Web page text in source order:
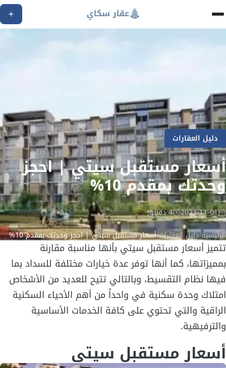
دليل العقارات
أسعار مستقبل سيتي | احجز
وحدتك بمقدم 10%
2023-11-01 4 دقائق
الرئيسية/دليل العقارات/أسعار مستقبل سيتي | احجز وحدتك بمقدم 10%
تتميز أسعار مستقبل سيتي بأنها مناسبة مقارنة
بمميزاتها، كما أنها توفر عدة خيارات مختلفة للسداد بما
فيها نظام التقسيط، وبالتالي تتيح للعديد من الأشخاص
امتلاك وحدة سكنية في واحداً من أهم الأحياء السكنية
الراقية والتي تحتوي على كافة الخدمات الأساسية
والترفيهية.
أسعار مستقبل سيتي